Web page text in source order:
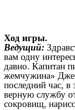
Ход игры.
Ведущий:
вам одну
давно. Капитан
жемчужина»
последний час, в
верную службу
сокровищ,